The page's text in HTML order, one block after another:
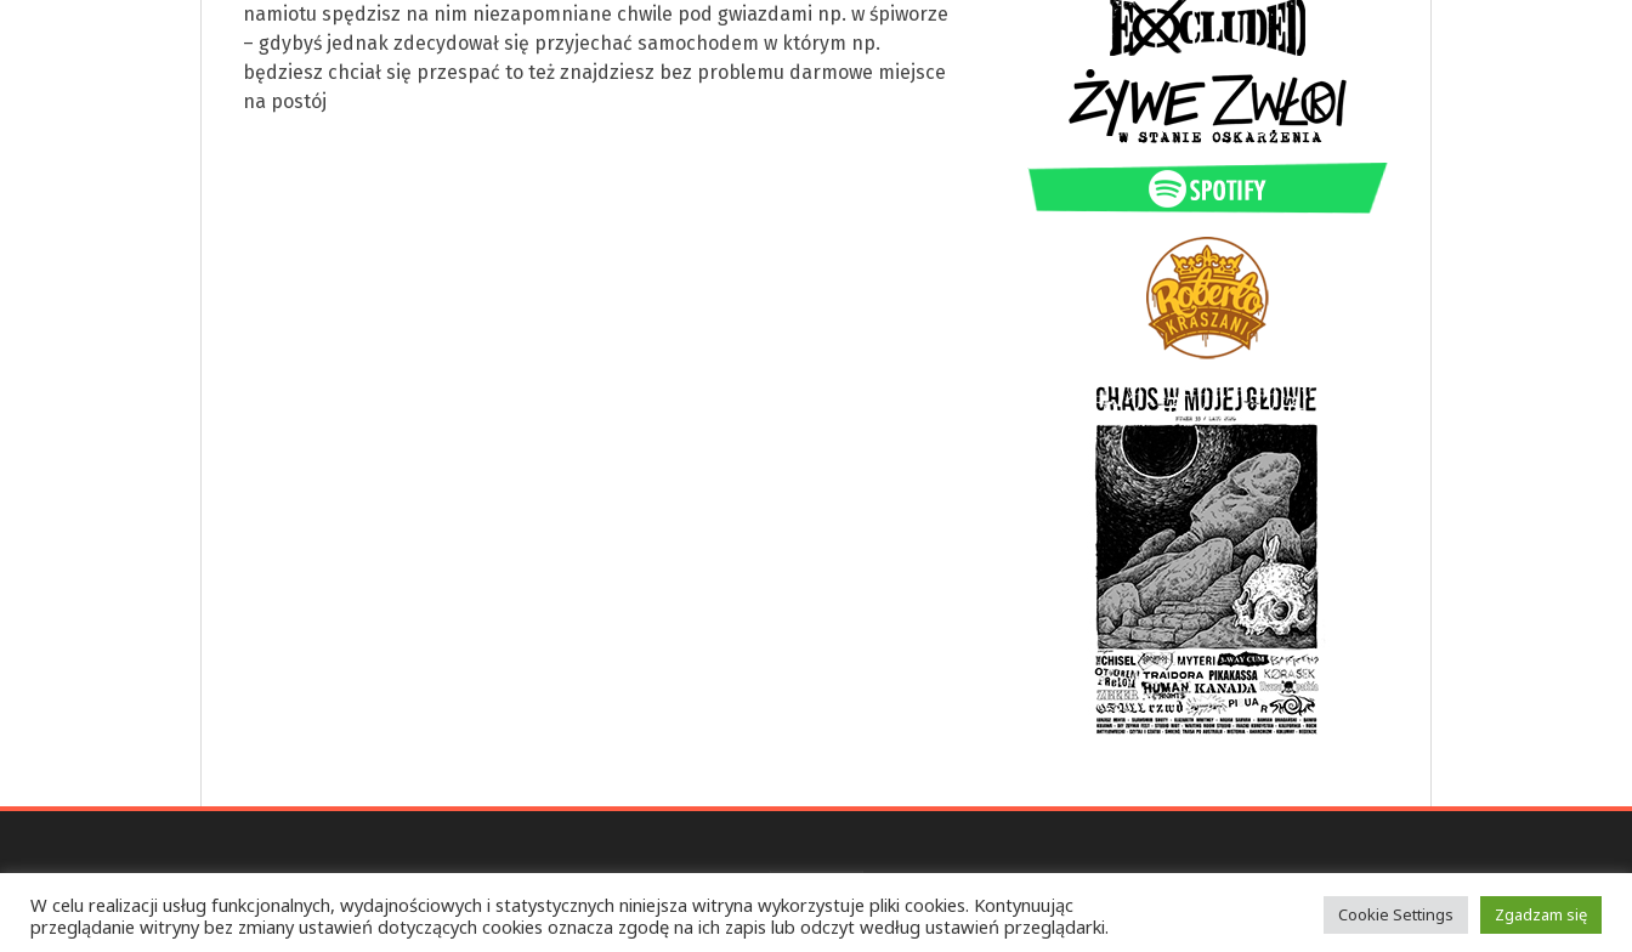
namiotu spędzisz na nim niezapomniane chwile pod gwiazdami np. w śpiworze
– gdybyś jednak zdecydował się przyjechać samochodem w którym np.
będziesz chciał się przespać to też znajdziesz bez problemu darmowe miejsce
na postój
ULTRA CHAOS PIKNIK – TOTAL D.I.Y. FEST – ŻELEBSKO k/BIŁGORAJA Copyright © 2026.
W celu realizacji usług funkcjonalnych, wydajnościowych i statystycznych niniejsza witryna wykorzystuje pliki cookies. Kontynuując
przeglądanie witryny bez zmiany ustawień dotyczących cookies oznacza zgodę na ich zapis lub odczyt według ustawień przeglądarki.
Cookie Settings Zgadzam się